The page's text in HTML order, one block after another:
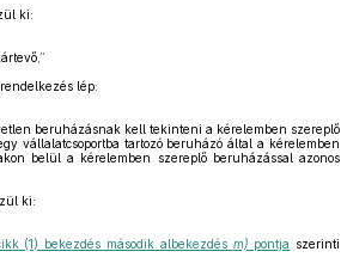
ki:
lép:
beruházásnak kell tekinteni a kérelemben szereplő
vállalatcsoportba tartozó beruházó által a kérelemben
belül a kérelemben szereplő beruházással azonos
ki:
(1) bekezdés második albekezdés m) pontja szerinti